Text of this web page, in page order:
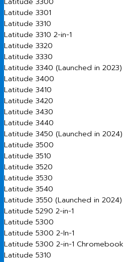
Latitude 3301
Latitude 3310
Latitude 3310 2-in-1
Latitude 3320
Latitude 3330
Latitude 3340 (Launched in 2023)
Latitude 3400
Latitude 3410
Latitude 3420
Latitude 3430
Latitude 3440
Latitude 3450 (Launched in 2024)
Latitude 3500
Latitude 3510
Latitude 3520
Latitude 3530
Latitude 3540
Latitude 3550 (Launched in 2024)
Latitude 5290 2-in-1
Latitude 5300
Latitude 5300 2-In-1
Latitude 5300 2-in-1 Chromebook
Latitude 5310